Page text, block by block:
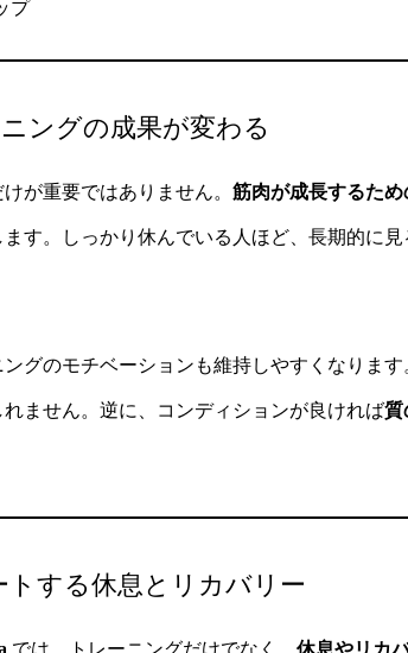
プ
ングの成果が変わる
が重要ではありません。 筋肉が成長するた
す。しっかり休んでいる人ほど、長期的に
グのモチベーションも維持しやすくなりま
ません。逆に、コンディションが良ければ質
トする休息とリカバリー
では、トレーニングだけでなく、 休息やリカ